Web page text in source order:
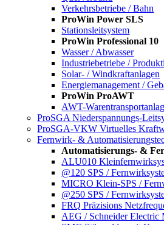
Verkehrsbetriebe / Bahn
ProWin Power SLS
Stationsleitsystem
ProWin Professional 10
Wasser / Abwasser
Industriebetriebe /
Solar- / Windkraftanlagen
Energiemanagement /
ProWin ProAWT
AWT-
ProSGA Niederspannungs-
ProSGA-VKW Virtuelles
Fernwirk- &
Automatisierungs- &
ALU010
@120 SPS /
MICRO Klein-SPS /
@250 SPS /
FRQ Präzisions
AEG / Schneider Electric